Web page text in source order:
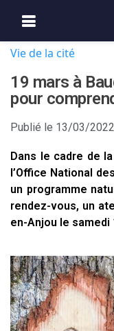
Vie de la cité
19 mars à
pour
Publié le 13/03/2022
Dans le cadre de
l’Office National
un programme
rendez-vous, un
en-Anjou le samedi